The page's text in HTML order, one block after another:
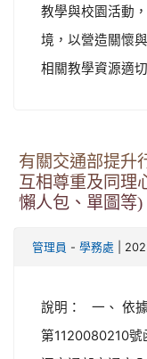
教學與校園活動
境，以營造關懷
相關教學資源適
有關交通部提升
互相尊重及同理
懶人包、單圖等)
管理員 - 學務處 |
說明： 一、 依
第1120080210號